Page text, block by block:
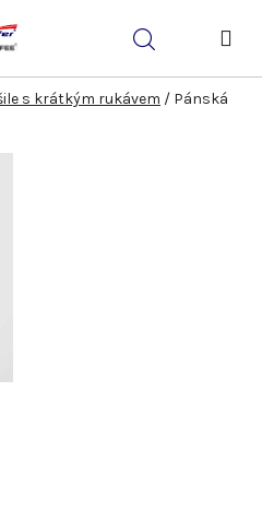
Hledat
s krátkým rukávem / Pánská